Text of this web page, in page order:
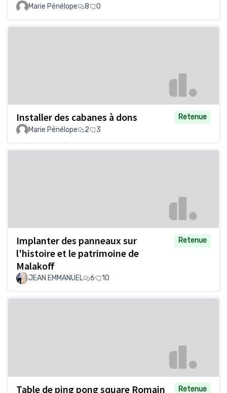
Marie Pénélope 8 0
Installer des cabanes à dons
Retenue
Marie Pénélope
2 3
Implanter des panneaux sur
l'histoire et le patrimoine de
Malakoff
Retenue
JEAN EMMANUEL 6 10
Table de ping pong square Romain Retenue